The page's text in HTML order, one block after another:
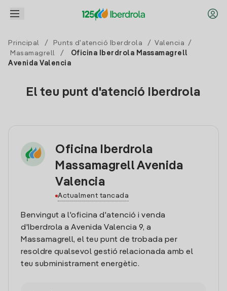
Principal / Punts d'atenció Iberdrola / Valencia
/
Masamagrell
/
Oficina Iberdrola Massamagrell
Avenida Valencia
El teu punt d'atenció Iberdrola
Oficina Iberdrola
Massamagrell Avenida
Valencia
Actualment tancada
Benvingut a l'oficina d'atenció i venda
d'Iberdrola a Avenida Valencia 9, a
Massamagrell, el teu punt de trobada per
resoldre qualsevol gestió relacionada amb el
teu subministrament energètic.